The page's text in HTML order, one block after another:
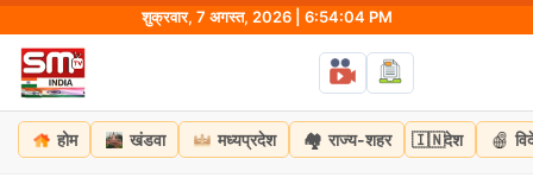
content
शुक्रवार, 7 अगस्त, 2026 | 6:54:05 PM
होम खंडवा मध्यप्रदेश 🏘️ राज्य-शहर 🇮🇳देश